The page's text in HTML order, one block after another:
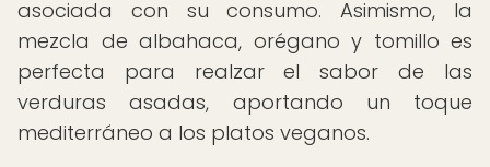
asociada con su consumo. Asimismo, la
mezcla de albahaca, orégano y tomillo es
perfecta para realzar el sabor de las
verduras asadas, aportando un toque
mediterráneo a los platos veganos.